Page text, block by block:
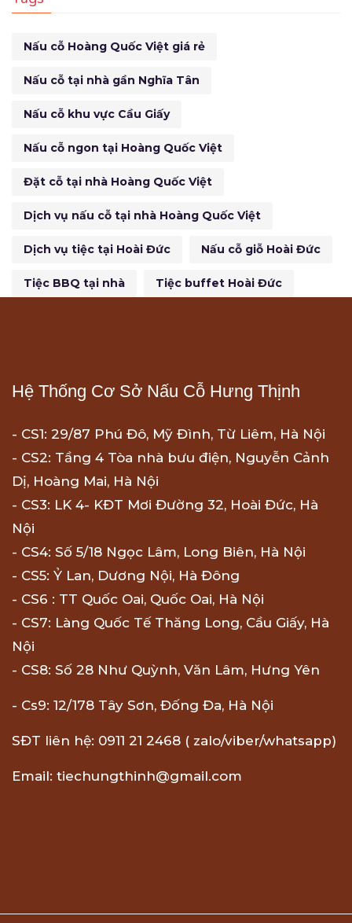
Nấu cỗ Hoàng Quốc Việt giá rẻ
Nấu cỗ tại nhà gần Nghĩa Tân
Nấu cỗ khu vực Cầu Giấy
Nấu cỗ ngon tại Hoàng Quốc Việt
Đặt cỗ tại nhà Hoàng Quốc Việt
Dịch vụ nấu cỗ tại nhà Hoàng Quốc Việt
Dịch vụ tiệc tại Hoài Đức Nấu cỗ giỗ Hoài Đức
Tiệc BBQ tại nhà Tiệc buffet Hoài Đức
Hệ Thống Cơ Sở Nấu Cỗ Hưng Thịnh
- CS1: 29/87 Phú Đô, Mỹ Đình, Từ Liêm, Hà Nội
- CS2: Tầng 4 Tòa nhà bưu điện, Nguyễn Cảnh
Dị, Hoàng Mai, Hà Nội
- CS3: LK 4- KĐT Mơi Đường 32, Hoài Đức, Hà
Nội
- CS4: Số 5/18 Ngọc Lâm, Long Biên, Hà Nội
- CS5: Ỷ Lan, Dương Nội, Hà Đông
- CS6 : TT Quốc Oai, Quốc Oai, Hà Nội
- CS7: Làng Quốc Tế Thăng Long, Cầu Giấy, Hà
Nội
- CS8: Số 28 Như Quỳnh, Văn Lâm, Hưng Yên
- Cs9: 12/178 Tây Sơn, Đống Đa, Hà Nội
SĐT liên hệ: 0911 21 2468 ( zalo/viber/whatsapp)
Email: tiechungthinh@gmail.com